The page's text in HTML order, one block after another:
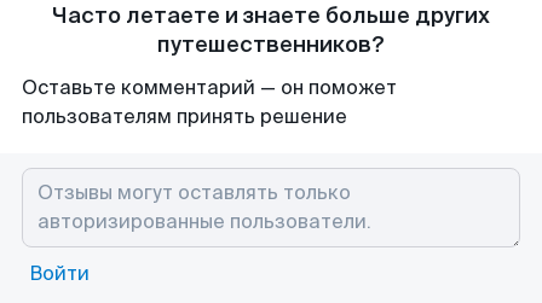
Часто летаете и знаете больше других
путешественников?
Оставьте комментарий — он поможет
пользователям принять решение
Войти